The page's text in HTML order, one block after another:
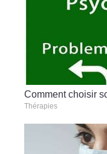
Comment choisir
Thérapies